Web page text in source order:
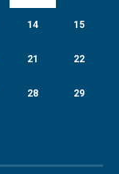
14 15
21 22
28 29